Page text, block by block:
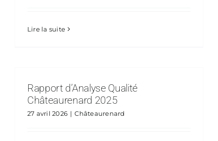
Lire la suite
Rapport d’Analyse Qualité
Châteaurenard 2025
27 avril 2026 | Châteaurenard